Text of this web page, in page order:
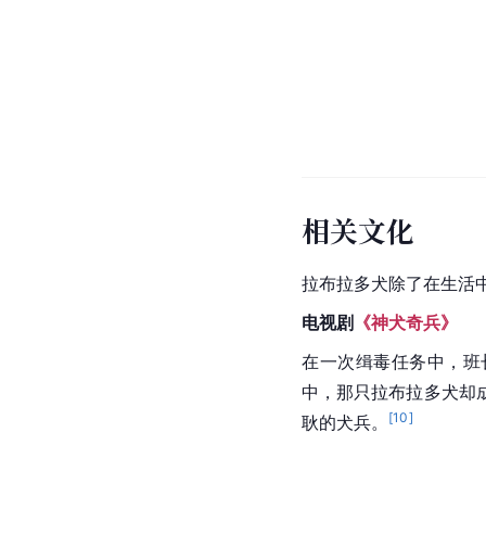
相关文化
拉布拉多犬除了在生活
电视剧 《神犬奇兵》
在一次缉毒任务中，
中，那只拉布拉多犬却
耿的犬兵。
[10]